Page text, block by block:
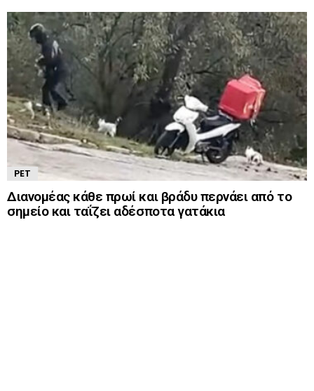
PET
Διανομέας κάθε πρωί και βράδυ περνάει από το
σημείο και ταΐζει αδέσποτα γατάκια